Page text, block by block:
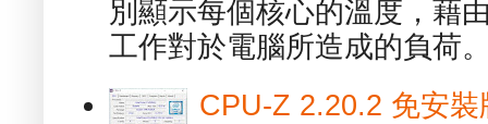
別顯示每個核心的溫度，藉
工作對於電腦所造成的負荷
CPU-Z 2.20.2 免安